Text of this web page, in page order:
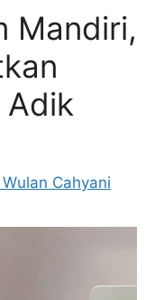
Mandiri,
Adik
Cahyani